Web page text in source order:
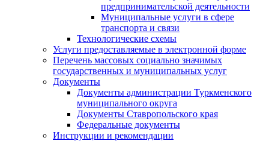
предпринимательской деятельности
Муниципальные услуги в сфере
транспорта и связи
Технологические схемы
Услуги предоставляемые в электронной форме
Перечень массовых социально значимых
государственных и муниципальных услуг
Документы
Документы администрации Туркменского
муниципального округа
Документы Ставропольского края
Федеральные документы
Инструкции и рекомендации